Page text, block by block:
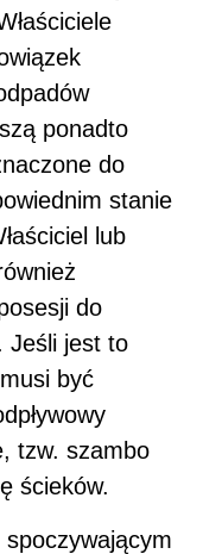
ponadto
do
stanie
lub
do
Jeśli jest to
być
tzw. szambo
ścieków.